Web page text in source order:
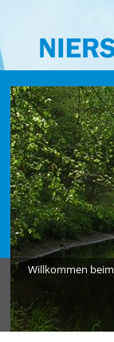
Willkommen